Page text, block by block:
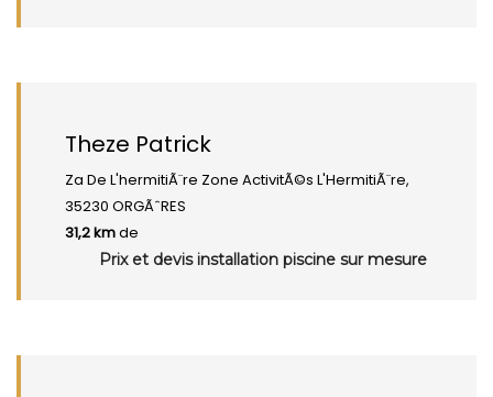
Theze Patrick
Za De L'hermitiÃ¨re Zone ActivitÃ©s L'HermitiÃ¨re,
35230 ORGÃˆRES
31,2 kmde
Prix et devis installation piscine sur mesure